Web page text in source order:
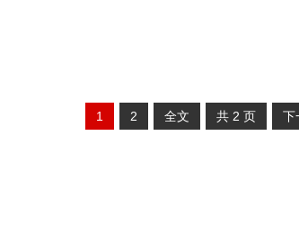
1 2 全文 共 2 页 下